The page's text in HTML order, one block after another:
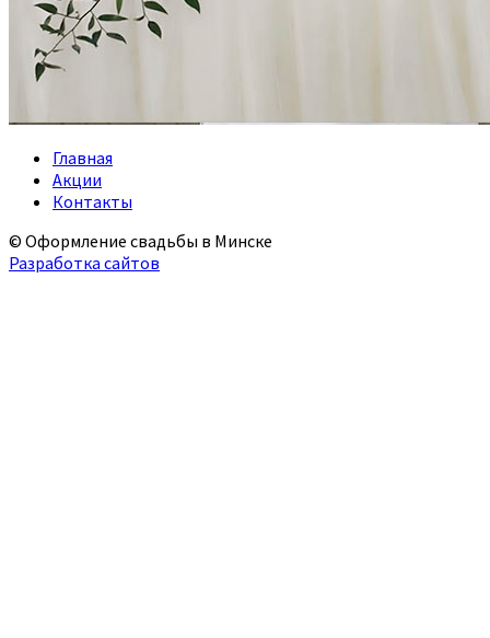
Главная
Акции
Контакты
© Оформление свадьбы в Минске
Разработка сайтов